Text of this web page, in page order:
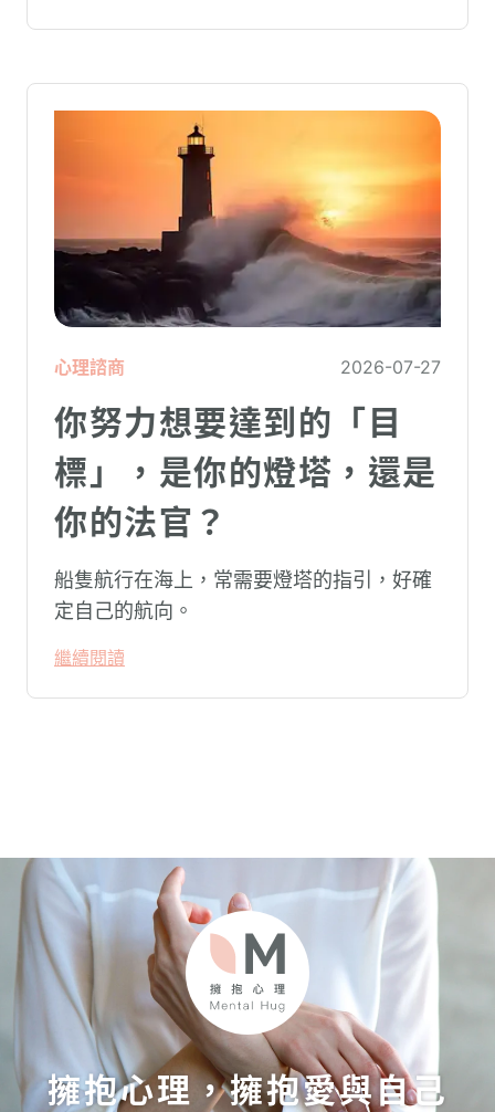
心理諮商 2026-07-27
你努力想要達到的「目
標」，是你的燈塔，還是
你的法官？
船隻航行在海上，常需要燈塔的指引，好確
定自己的航向。
繼續閱讀
擁抱心理，擁抱愛與自己